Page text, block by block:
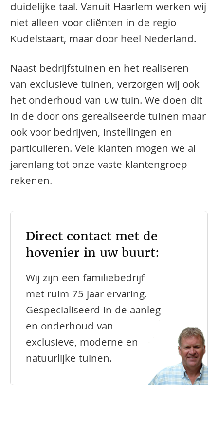
duidelijke taal. Vanuit Haarlem werken wij
niet alleen voor cliënten in de regio
Kudelstaart, maar door heel Nederland.
Naast bedrijfstuinen en het realiseren
van exclusieve tuinen, verzorgen wij ook
het onderhoud van uw tuin. We doen dit
in de door ons gerealiseerde tuinen maar
ook voor bedrijven, instellingen en
particulieren. Vele klanten mogen we al
jarenlang tot onze vaste klantengroep
rekenen.
Direct contact met de
hovenier in uw buurt:
Wij zijn een familiebedrijf
met ruim 75 jaar ervaring.
Gespecialiseerd in de aanleg
en onderhoud van
exclusieve, moderne en
natuurlijke tuinen.